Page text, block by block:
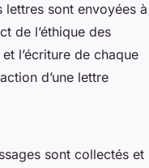
lettres sont envoyées à
de l’éthique des
l’écriture de chaque
d’une lettre
sont collectés et